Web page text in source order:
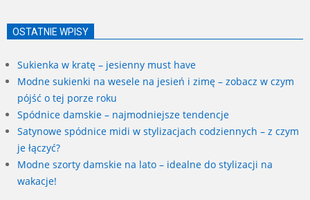
OSTATNIE WPISY
Sukienka w kratę – jesienny must have
Modne sukienki na wesele na jesień i zimę – zobacz w czym
pójść o tej porze roku
Spódnice damskie – najmodniejsze tendencje
Satynowe spódnice midi w stylizacjach codziennych – z czym
je łączyć?
Modne szorty damskie na lato – idealne do stylizacji na
wakacje!